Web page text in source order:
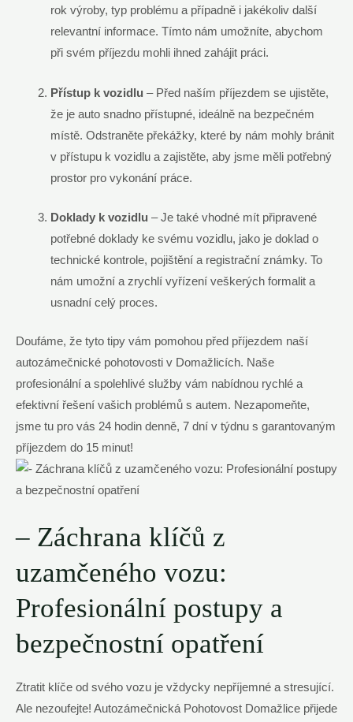
rok výroby, typ problému a případně i jakékoliv další
relevantní informace. Tímto nám umožníte, abychom
při svém příjezdu mohli ihned zahájit práci.
Přístup k vozidlu – Před naším příjezdem se ujistěte,
že je auto snadno přístupné, ideálně na bezpečném
místě. Odstraněte překážky, které by nám mohly bránit
v přístupu k vozidlu a zajistěte, aby jsme měli potřebný
prostor pro vykonání práce.
Doklady k vozidlu – Je také vhodné mít připravené
potřebné doklady ke svému vozidlu, jako je doklad o
technické kontrole, pojištění a registrační známky. To
nám umožní a zrychlí vyřízení veškerých formalit a
usnadní celý proces.
Doufáme, že tyto tipy vám pomohou před příjezdem naší
autozámečnické pohotovosti v Domažlicích. Naše
profesionální a spolehlivé služby vám nabídnou rychlé a
efektivní řešení vašich problémů s autem. Nezapomeňte,
jsme tu pro vás 24 hodin denně, 7 dní v týdnu s garantovaným
příjezdem do 15 minut!
– Záchrana klíčů z
uzamčeného vozu:
Profesionální postupy a
bezpečnostní opatření
Ztratit klíče od svého vozu je vždycky nepříjemné a stresující.
Ale nezoufejte! Autozámečnická Pohotovost Domažlice přijede